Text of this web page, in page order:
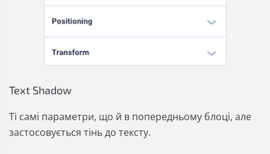
Text Shadow
Ті самі параметри, що й в попередньому блоці, але
застосовується тінь до тексту.